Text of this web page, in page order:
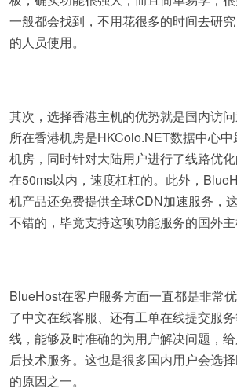
一般都会找到，不用花很多的时间去研
的人员使用。
其次，选择香港主机的优势就是国内访问
所在香港机房是HKColo.NET数据中心
机房，同时针对大陆用户进行了线路优
在50ms以内，速度杠杠的。此外，
机产品还免费提供全球CDN加速服务，
不错的，毕竟支持这项功能服务的国外主
BlueHost在客户服务方面一直都是非常
了中文在线客服、还有工单在线提交服
线，能够及时准确的为用户解决问题，
后技术服务。这也是很多国内用户会选
的原因之一。